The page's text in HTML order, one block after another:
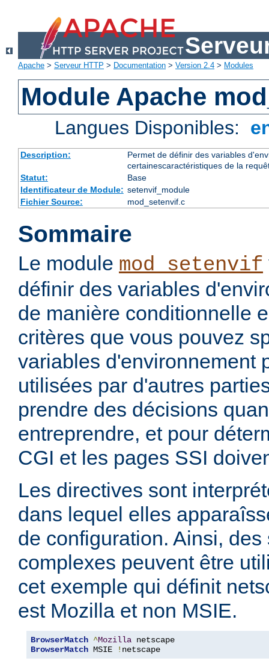
Apache > Serveur HTTP > Documentation > Version 2.4 > Modules
Module Apache
Langues Disponibles:
Description:
Permet de définir des variables
certainescaractéristiques de la
Statut:
Base
Identificateur de Module: setenvif_module
Fichier Source:
mod_setenvif.c
Sommaire
Le module mod_setenvif
définir des variables
de manière conditionnelle
critères que vous pouvez
variables d'environnement
utilisées par d'autres
prendre des décisions
entreprendre, et pour
CGI et les pages SSI
Les directives sont
dans lequel elles
de configuration. Ainsi,
complexes peuvent être
cet exemple qui définit
est Mozilla et non MSIE.
BrowserMatch ^Mozilla
BrowserMatch MSIE ! netscape